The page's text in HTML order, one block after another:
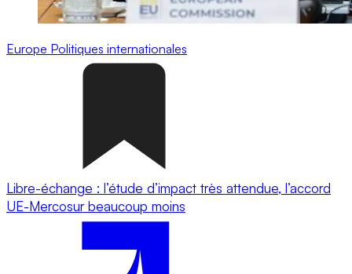
Europe Politiques internationales
Libre-échange : l’étude d’impact très attendue, l’accord
UE-Mercosur beaucoup moins